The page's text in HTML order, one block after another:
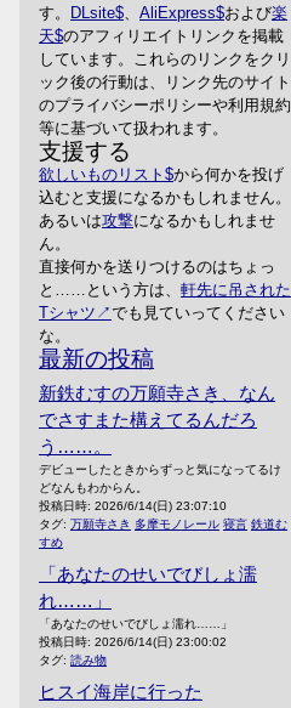
す。
DLsite 、 AliExpress および楽
天 のアフィリエイトリンクを掲載
しています。これらのリンクをクリ
ック後の行動は、リンク先のサイト
のプライバシーポリシーや利用規約
等に基づいて扱われます。
支援する
欲しいものリスト
から何かを投げ
込むと支援になるかもしれません。
あるいは攻撃になるかもしれませ
ん。
直接何かを送りつけるのはちょっ
と……という方は、 軒先に吊された
Tシャツ
でも見ていってください
な。
最新の投稿
新鉄むすの万願寺さき、なん
でさすまた構えてるんだろ
う……。
デビューしたときからずっと気になってるけ
どなんもわからん。
投稿日時: 2026/6/14(日) 23:07:10
タグ: 万願寺さき 多摩モノレール 寝言 鉄道む
すめ
「あなたのせいでびしょ濡
れ……」
「あなたのせいでびしょ濡れ……」
投稿日時: 2026/6/14(日) 23:00:02
タグ: 読み物
ヒスイ海岸に行った